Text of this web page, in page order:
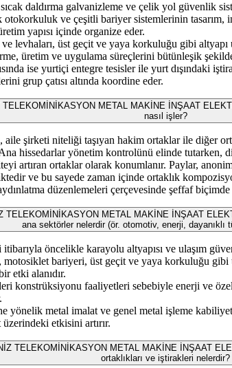
daldırma galvanizleme ve çelik yol güvenlik
ve çeşitli bariyer sistemlerinin tasarım,
yapısı içinde organize eder.
levhaları, üst geçit ve yaya korkuluğu gibi altyapı
üretim ve uygulama süreçlerini bütünleşik
ise yurtiçi entegre tesisler ile yurt dışındaki
grup çatısı altında koordine eder.
TELEKOMİNİKASYON METAL MAKİNE İNŞAAT
nasıl işler?
aile şirketi niteliği taşıyan hakim ortaklar ile diğer
hissedarlar yönetim kontrolünü elinde tutarken,
artıran ortaklar olarak konumlanır. Paylar,
ve bu sayede zaman içinde ortaklık
düzenlemeleri çerçevesinde şeffaf
TELEKOMİNİKASYON METAL MAKİNE İNŞAAT
ana sektörler nelerdir (ör. otomotiv, enerji, dayanıklı
öncelikle karayolu altyapısı ve ulaşım
bariyeri, üst geçit ve yaya korkuluğu gibi
etki alanıdır.
konstrüksiyonu faaliyetleri sebebiyle enerji ve
yönelik metal imalat ve genel metal işleme
etkisini artırır.
TELEKOMİNİKASYON METAL MAKİNE İNŞAAT
ortaklıkları ve iştirakleri nelerdir?